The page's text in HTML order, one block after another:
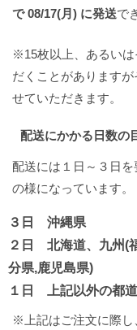
で 08/17(月) に発送で
※15枚以上、あるいは
だくことがあります
せていただきます。
配送にかかる日数の
配送には１日～３日
の様になっています。
３日 沖縄県
２日 北海道、九州(
分県,鹿児島県)
１日 上記以外の都
※上記はご注文に際し